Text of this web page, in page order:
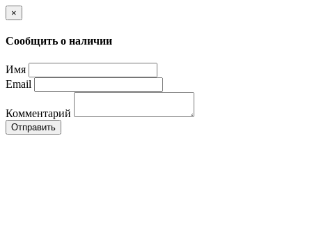
×
Сообщить о наличии
Имя
Email
Комментарий
Отправить